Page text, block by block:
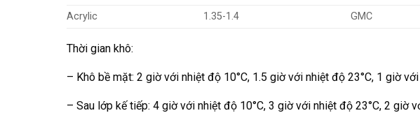
Acrylic
1.35-1.4 GMC
Thời gian khô:
– Khô bề mặt: 2 giờ với nhiệt độ 10°C, 1.5 giờ với nhiệt độ 23°C, 1 giờ với
– Sau lớp kế tiếp: 4 giờ với nhiệt độ 10°C, 3 giờ với nhiệt độ 23°C, 2 giờ